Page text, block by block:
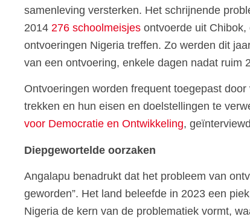
samenleving versterken. Het schrijnende
2014 276 schoolmeisjes ontvoerde uit
ontvoeringen Nigeria treffen. Zo werden dit
van een ontvoering, enkele dagen nadat ruim
Ontvoeringen worden frequent toegepast
trekken en hun eisen en doelstellingen te
voor Democratie en Ontwikkeling,
Diepgewortelde oorzaken
Angalapu benadrukt dat het probleem van
geworden”. Het land beleefde in 2023 een
Nigeria de kern van de problematiek vormt,